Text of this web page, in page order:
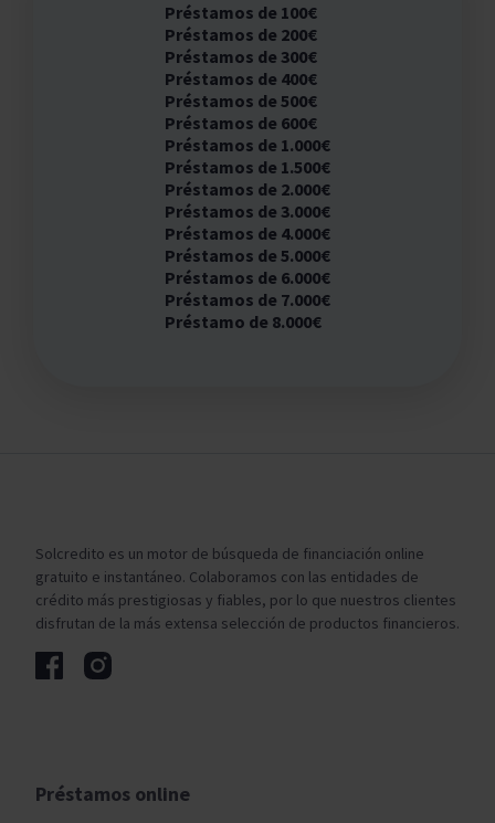
Préstamos de 100€
Préstamos de 200€
Préstamos de 300€
Préstamos de 400€
Préstamos de 500€
Préstamos de 600€
Préstamos de 1.000€
Préstamos de 1.500€
Préstamos de 2.000€
Préstamos de 3.000€
Préstamos de 4.000€
Préstamos de 5.000€
Préstamos de 6.000€
Préstamos de 7.000€
Préstamo de 8.000€
Solcredito es un motor de búsqueda de financiación online
gratuito e instantáneo. Colaboramos con las entidades de
crédito más prestigiosas y fiables, por lo que nuestros clientes
disfrutan de la más extensa selección de productos financieros.
Préstamos online